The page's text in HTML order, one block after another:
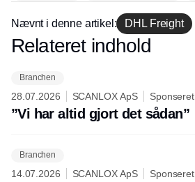
Nævnt i denne artikel: DHL Freight
Annonce
Relateret indhold
Branchen
28.07.2026 SCANLOX ApS Sponseret
”Vi har altid gjort det sådan”
Branchen
14.07.2026 SCANLOX ApS Sponseret